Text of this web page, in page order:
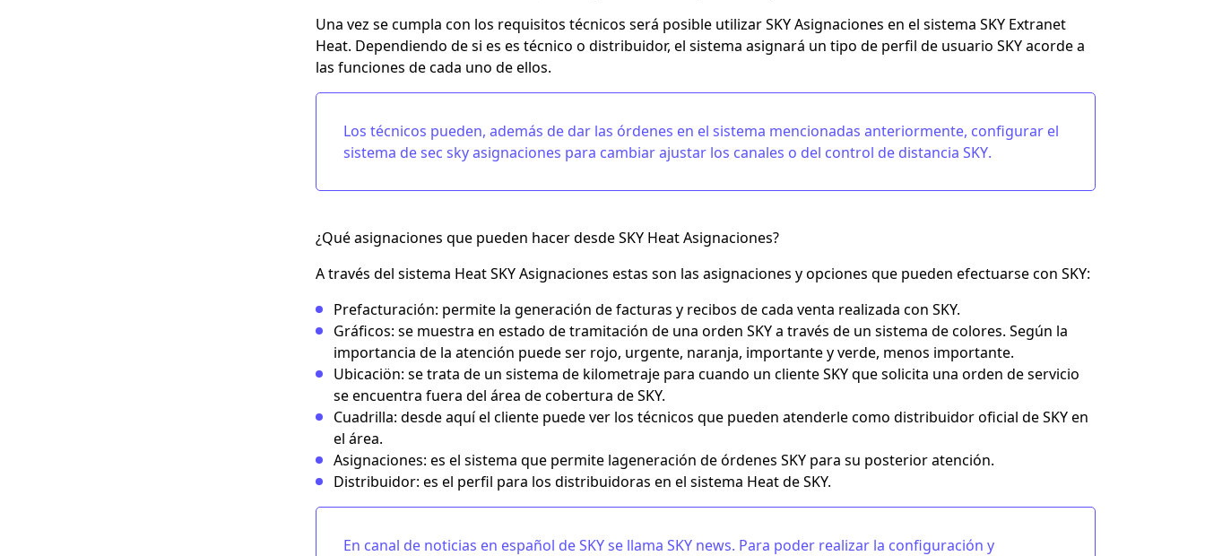
Una vez se cumpla con los requisitos técnicos será posible utilizar SKY Asignaciones en el sistema SKY Extranet
Heat. Dependiendo de si es es técnico o distribuidor, el sistema asignará un tipo de perfil de usuario SKY acorde a
las funciones de cada uno de ellos.
Los técnicos pueden, además de dar las órdenes en el sistema mencionadas anteriormente, configurar el
sistema de sec sky asignaciones para cambiar ajustar los canales o del control de distancia SKY.
¿Qué asignaciones que pueden hacer desde SKY Heat Asignaciones?
A través del sistema Heat SKY Asignaciones estas son las asignaciones y opciones que pueden efectuarse con SKY:
Prefacturación: permite la generación de facturas y recibos de cada venta realizada con SKY.
Gráficos: se muestra en estado de tramitación de una orden SKY a través de un sistema de colores. Según la
importancia de la atención puede ser rojo, urgente, naranja, importante y verde, menos importante.
Ubicaciön: se trata de un sistema de kilometraje para cuando un cliente SKY que solicita una orden de servicio
se encuentra fuera del área de cobertura de SKY.
Cuadrilla: desde aquí el cliente puede ver los técnicos que pueden atenderle como distribuidor oficial de SKY en
el área.
Asignaciones: es el sistema que permite lageneración de órdenes SKY para su posterior atención.
Distribuidor: es el perfil para los distribuidoras en el sistema Heat de SKY.
En canal de noticias en español de SKY se llama SKY news. Para poder realizar la configuración y